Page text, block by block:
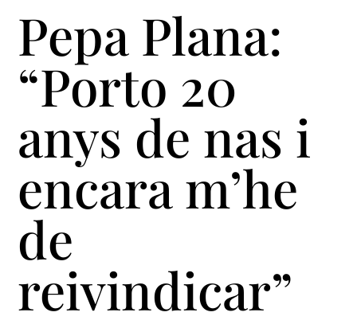
Pepa Plana:
“Porto 20
anys de nas i
encara m’he
de
reivindicar”